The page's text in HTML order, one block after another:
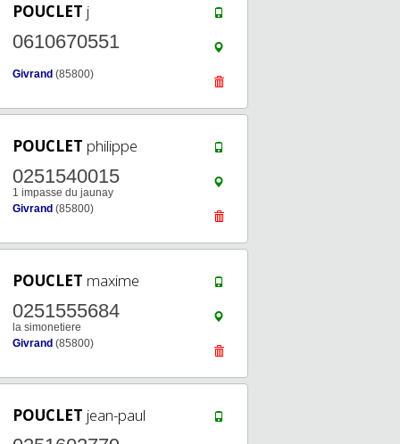
POUCLET j
0610670551
Givrand (85800)
POUCLET philippe
0251540015
1 impasse du jaunay
Givrand (85800)
POUCLET maxime
0251555684
la simonetiere
Givrand (85800)
POUCLET jean-paul